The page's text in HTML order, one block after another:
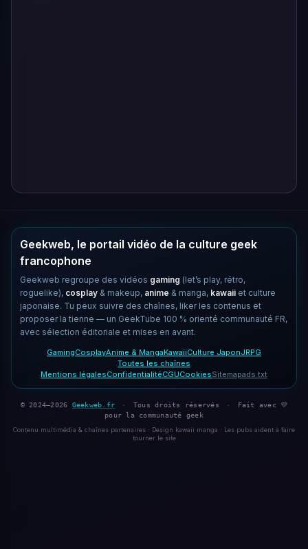
Geekweb, le portail vidéo de la culture geek
francophone
Geekweb regroupe des vidéos gaming (let’s play, rétro,
roguelike), cosplay & makeup, anime & manga, kawaii et culture
japonaise. Tu peux suivre des chaînes, liker les contenus et
proposer la tienne — un GeekTube 100 % orienté communauté FR,
avec sélection éditoriale et mises en avant.
GamingCosplayAnime & MangaKawaiiCulture JaponJRPG
Toutes les chaînes
Mentions légalesConfidentialitéCGUCookiesSitemapads.txt
© 2024–2026 Geekweb.fr · Tous droits réservés ·
Fait avec 💜
pour la communauté geek
Contenu multimédia & chaînes partenaires · Design kawaii manga · Les pubs aident à faire
tourner le site